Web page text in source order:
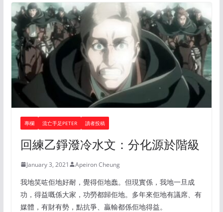
專欄 流亡手足PETER 讀者投稿
回練乙錚潑冷水文：分化源於階級
January 3, 2021 Apeiron Cheung
我地笑咗佢地好耐，覺得佢地蠢。但現實係，我地一旦成
功，得益嘅係大家，功勞都歸佢地。多年來佢地有議席、有
媒體，有財有勢，點抗爭、贏輸都係佢地得益。